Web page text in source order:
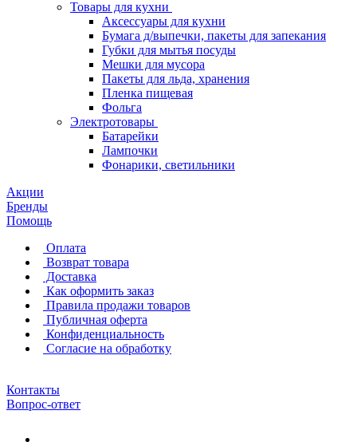
Товары для кухни
Аксессуары для кухни
Бумага д/выпечки, пакеты для запекания
Губки для мытья посуды
Мешки для мусора
Пакеты для льда, хранения
Пленка пищевая
Фольга
Электротовары
Батарейки
Лампочки
Фонарики, светильники
Акции
Бренды
Помощь
Оплата
Возврат товара
Доставка
Как оформить заказ
Правила продажи товаров
Публичная оферта
Конфиденциальность
Согласие на обработку
Контакты
Вопрос-ответ